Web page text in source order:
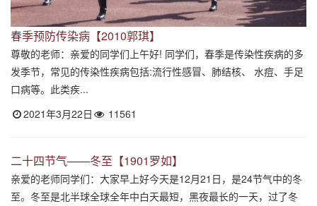
春季预防传染病【2010郭琪】
尊敬的老师：亲爱的同学们上午好! 同学们，春季是传染性疾病的多
发季节，常见的传染性疾病包括:流行性感冒、肺结核、 水痘、手足
口病等。此类疾...
2021年3月22日
11561
二十四节气——冬至【1901罗如】
亲爱的老师同学们：大家早上好今天是12月21日，是24节气中的冬
至。冬至是北半球全球全年中白天最短，黑夜最长的一天，过了冬